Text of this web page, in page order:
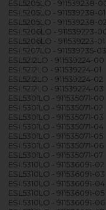
ESL5205LO - 911539238-
ESL5205LO - 911539238-01
ESL5205LO - 911539238-02
ESL5206LO - 911539223-
ESL5206LO - 911539223-01
ESL5207LO - 911539235-03
ESL5212LO - 911539224-00
ESL5212LO - 911539224-01
ESL5212LO - 911539224-02
ESL5212LO - 911539224-03
ESL5301LO - 911535071-00
ESL5301LO - 911535071-02
ESL5301LO - 911535071-03
ESL5301LO - 911535071-04
ESL5301LO - 911535071-05
ESL5301LO - 911535071-06
ESL5301LO - 911535071-07
ESL5310LO - 911536091-02
ESL5310LO - 911536091-03
ESL5310LO - 911536091-04
ESL5310LO - 911536091-05
ESL5310LO - 911536091-06